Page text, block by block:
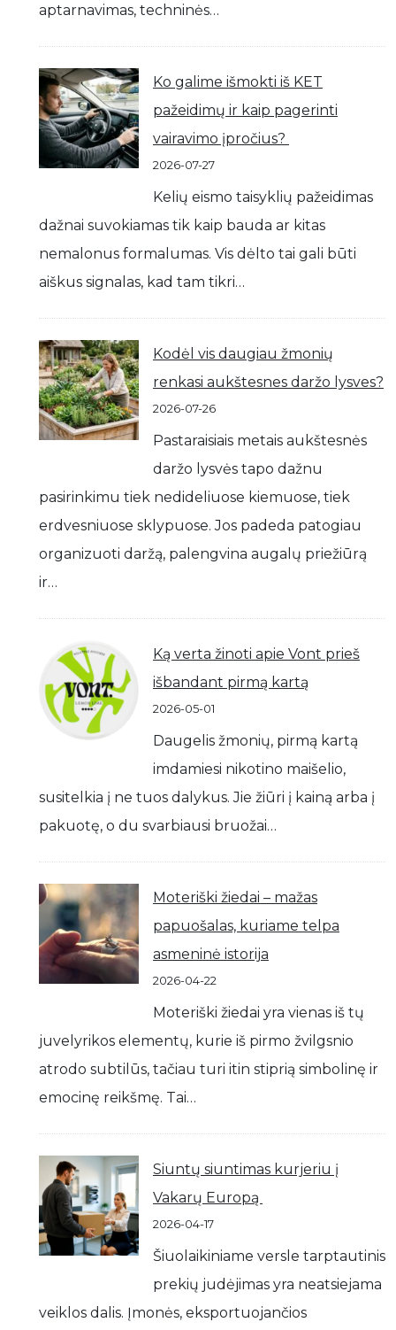
aptarnavimas, techninės…
Ko galime išmokti iš KET
pažeidimų ir kaip pagerinti
vairavimo įpročius?
2026-07-27
Kelių eismo taisyklių pažeidimas
dažnai suvokiamas tik kaip bauda ar kitas
nemalonus formalumas. Vis dėlto tai gali būti
aiškus signalas, kad tam tikri…
Kodėl vis daugiau žmonių
renkasi aukštesnes daržo lysves?
2026-07-26
Pastaraisiais metais aukštesnės
daržo lysvės tapo dažnu
pasirinkimu tiek nedideliuose kiemuose, tiek
erdvesniuose sklypuose. Jos padeda patogiau
organizuoti daržą, palengvina augalų priežiūrą
ir…
Ką verta žinoti apie Vont prieš
išbandant pirmą kartą
2026-05-01
Daugelis žmonių, pirmą kartą
imdamiesi nikotino maišelio,
susitelkia į ne tuos dalykus. Jie žiūri į kainą arba į
pakuotę, o du svarbiausi bruožai…
Moteriški žiedai – mažas
papuošalas, kuriame telpa
asmeninė istorija
2026-04-22
Moteriški žiedai yra vienas iš tų
juvelyrikos elementų, kurie iš pirmo žvilgsnio
atrodo subtilūs, tačiau turi itin stiprią simbolinę ir
emocinę reikšmę. Tai…
Siuntų siuntimas kurjeriu į
Vakarų Europą
2026-04-17
Šiuolaikiniame versle tarptautinis
prekių judėjimas yra neatsiejama
veiklos dalis. Įmonės, eksportuojančios